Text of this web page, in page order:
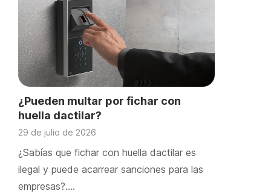
¿Pueden multar por fichar con
huella dactilar?
29 de julio de 2026
¿Sabías que fichar con huella dactilar es
ilegal y puede acarrear sanciones para las
empresas?….